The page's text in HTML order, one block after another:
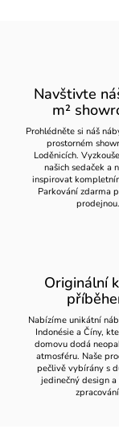
Navštivte
m²
Prohlédněte si náš
prostorném
Loděnicích.
našich sedaček a
inspirovat
Parkování zdarma
prodejnou.
Originální
Nabízíme unikátní
Indonésie a Číny,
domovu dodá
atmosféru. Naše
pečlivě vybírány s
jedinečný design a